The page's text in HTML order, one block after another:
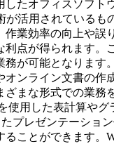
したオフィスソフト
が活用されているも
作業効率の向上や誤
利点が得られます。
務が可能となります
オンライン文書の作
ざまな形式での業務
使用した表計算やグ
たプレゼンテーショ
ることができます。